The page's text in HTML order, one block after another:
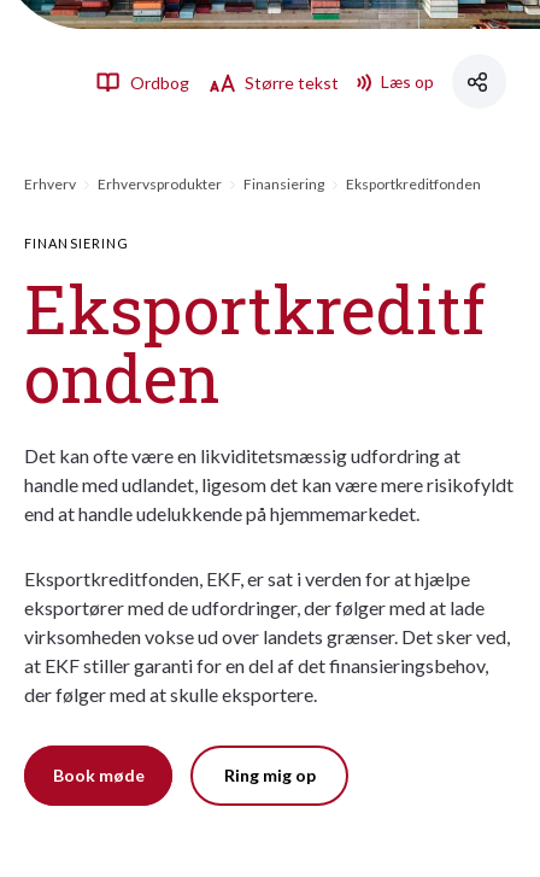
Ordbog Større tekst Læs op
Erhverv Erhvervsprodukter Finansiering Eksportkreditfonden
FINANSIERING
Eksportkreditf
onden
Det kan ofte være en likviditetsmæssig udfordring at
handle med udlandet, ligesom det kan være mere risikofyldt
end at handle udelukkende på hjemmemarkedet.
Eksportkreditfonden, EKF, er sat i verden for at hjælpe
eksportører med de udfordringer, der følger med at lade
virksomheden vokse ud over landets grænser. Det sker ved,
at EKF stiller garanti for en del af det finansieringsbehov,
der følger med at skulle eksportere.
Book møde Ring mig op